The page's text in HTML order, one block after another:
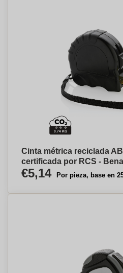
Cinta métrica reciclada
certificada por RCS -
€5,14 Por pieza, base en